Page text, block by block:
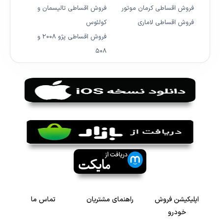
فروش اقساطی کرمان موتور
فروش اقساطی لاماری
فروش اقساطی تالیسمان و
کولئوس
فروش اقساطی پژو ۲۰۰۸ و
۵۰۸
اپلیکیشن فروش
خودرو
راهنمای مشتریان تماس ما